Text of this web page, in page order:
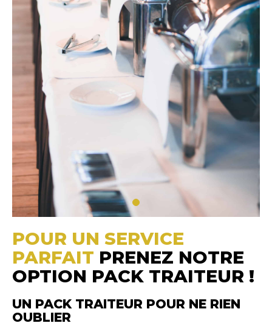
POUR UN SERVICE
PARFAIT PRENEZ NOTRE
OPTION PACK TRAITEUR !
UN PACK TRAITEUR POUR NE RIEN
OUBLIER